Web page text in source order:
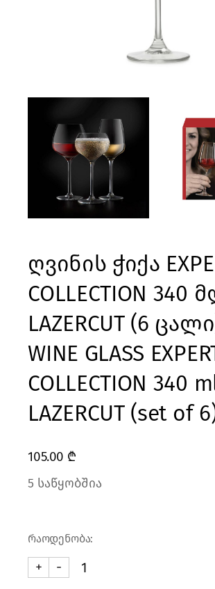
ღვინის ჭიქა
COLLECTION 340
LAZERCUT (6
WINE GLASS
COLLECTION 340
LAZERCUT (set of
105.00 ₾
5 საწყობშია
რაოდენობა:
ღვინის ჭიქა EXPERT'S
-
+